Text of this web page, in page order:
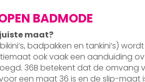
BADMODE
maat?
badpakken en tankini’s) wordt
ook vaak een aanduiding
36B betekent dat de omvang
een maat 36 is en de slip-maat